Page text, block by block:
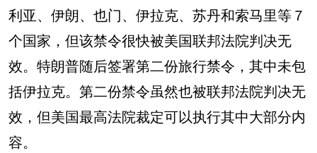
利亚、伊朗、也门、伊拉克、苏丹和索马里等７
个国家，但该禁令很快被美国联邦法院判决无
效。特朗普随后签署第二份旅行禁令，其中未包
括伊拉克。第二份禁令虽然也被联邦法院判决无
效，但美国最高法院裁定可以执行其中大部分内
容。